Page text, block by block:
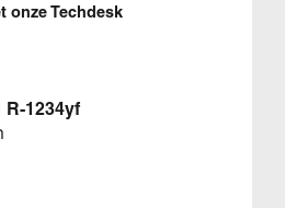
onze Techdesk
R-1234yf